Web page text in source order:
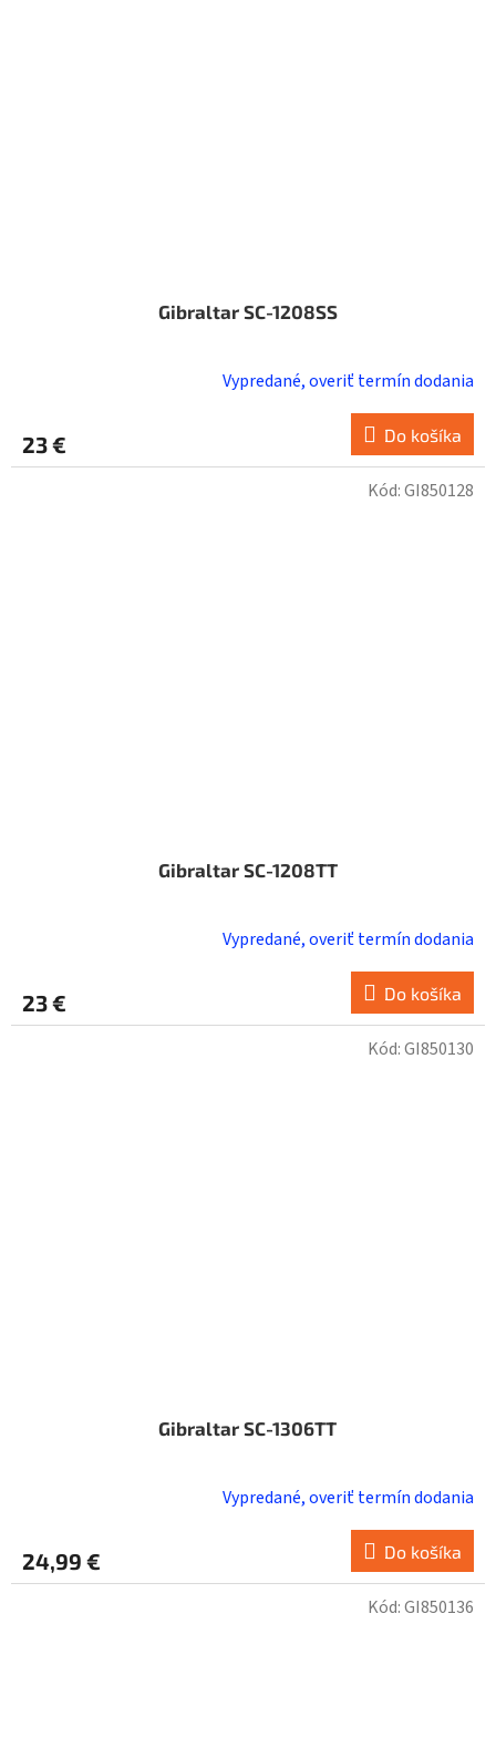
Gibraltar SC-1208SS
Vypredané, overiť termín dodania
23 € Do košíka
Gibraltar SC-1208TT
Vypredané, overiť termín dodania
23 € Do košíka
Kód:GI850128
Gibraltar SC-1306TT
Vypredané, overiť termín dodania
24,99 € Do košíka
Kód:GI850130
Kód:GI850136